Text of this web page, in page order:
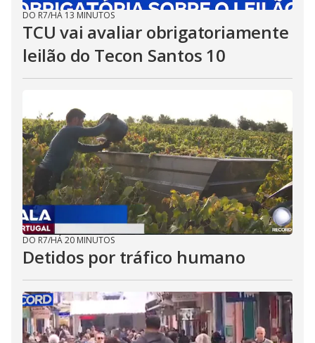
DO R7/HÁ 13 MINUTOS
TCU vai avaliar obrigatoriamente
leilão do Tecon Santos 10
DO R7/HÁ 20 MINUTOS
Detidos por tráfico humano